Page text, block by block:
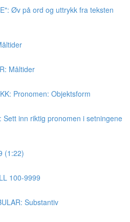
Øv på ord og uttrykk fra teksten
Måltider
Pronomen: Objektsform
Sett inn riktig pronomen i setningene
(1:22)
100-9999
Substantiv